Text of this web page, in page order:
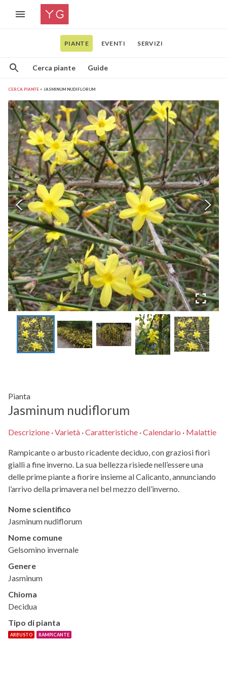
PIANTE EVENTI SERVIZI
Cerca piante Guide
CERCA PIANTE JASMINUM NUDIFLORUM
Pianta
Jasminum nudiflorum
Descrizione ·Varietà ·Caratteristiche ·Calendario · Malattie
Rampicante o arbusto ricadente deciduo, con graziosi fiori
gialli a fine inverno. La sua bellezza risiede nell’essere una
delle prime piante a fiorire insieme al Calicanto, annunciando
l’arrivo della primavera nel bel mezzo dell’inverno.
Nome scientifico
Jasminum nudiflorum
Nome comune
Gelsomino invernale
Genere
Jasminum
Chioma
Decidua
Tipo di pianta
ARBUSTO RAMPICANTE